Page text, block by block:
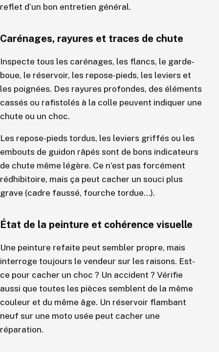
reflet d’un bon entretien général.
Carénages, rayures et traces de chute
Inspecte tous les carénages, les flancs, le garde-
boue, le réservoir, les repose-pieds, les leviers et
les poignées. Des rayures profondes, des éléments
cassés ou rafistolés à la colle peuvent indiquer une
chute ou un choc.
Les repose-pieds tordus, les leviers griffés ou les
embouts de guidon râpés sont de bons indicateurs
de chute même légère. Ce n’est pas forcément
rédhibitoire, mais ça peut cacher un souci plus
grave (cadre faussé, fourche tordue…).
État de la peinture et cohérence visuelle
Une peinture refaite peut sembler propre, mais
interroge toujours le vendeur sur les raisons. Est-
ce pour cacher un choc ? Un accident ? Vérifie
aussi que toutes les pièces semblent de la même
couleur et du même âge. Un réservoir flambant
neuf sur une moto usée peut cacher une
réparation.